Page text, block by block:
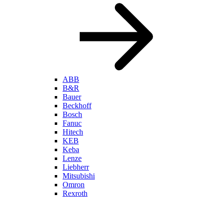
ABB
B&R
Bauer
Beckhoff
Bosch
Fanuc
Hitech
KEB
Keba
Lenze
Liebherr
Mitsubishi
Omron
Rexroth